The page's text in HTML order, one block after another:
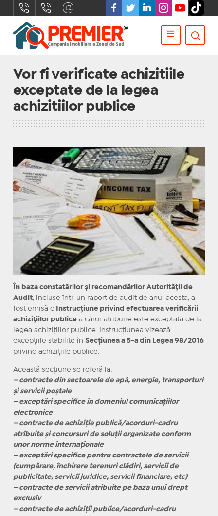
Vor fi verificate achizitiile
exceptate de la legea
achizitiilor publice
În baza constatărilor și recomandărilor Autorității de
Audit, incluse într-un raport de audit de anul acesta, a
fost emisă oInstrucțiune privind efectuarea verificării
achizițiilor publicea căror atribuire este exceptată de la
legea achizițiilor publice. Instrucțiunea vizează
excepțiile stabilite în Secțiunea a 5-a din Legea 98/2016
privind achizițiile publice.
Această secțiune se referă la:
– contracte din sectoarele de apă, energie, transporturi
şi servicii poştale
– exceptări specifice în domeniul comunicaţiilor
electronice
– contracte de achiziţie publică/acorduri-cadru
atribuite şi concursuri de soluţii organizate conform
unor norme internaţionale
– exceptări specifice pentru contractele de servicii
(cumpărare, închirere terenuri clădiri, servicii de
publicitate, servicii juridice, servicii financiare, etc)
– contracte de servicii atribuite pe baza unui drept
exclusiv
– contracte de achiziţii publice/acorduri-cadru